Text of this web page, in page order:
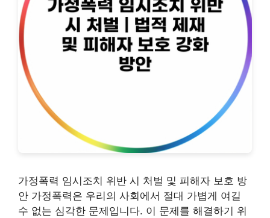
가정폭력 임시조치 위반 시 처벌 및 피해자 보호 방
안 가정폭력은 우리의 사회에서 절대 가볍게 여길
수 없는 심각한 문제입니다. 이 문제를 해결하기 위